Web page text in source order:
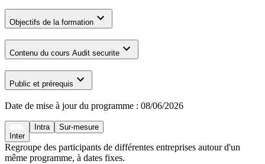
Objectifs de la formation
Contenu du cours Audit securite
Public et prérequis
Date de mise à jour du programme : 08/06/2026
Inter
Intra Sur-mesure
Regroupe des participants de différentes entreprises autour d'un
même programme, à dates fixes.